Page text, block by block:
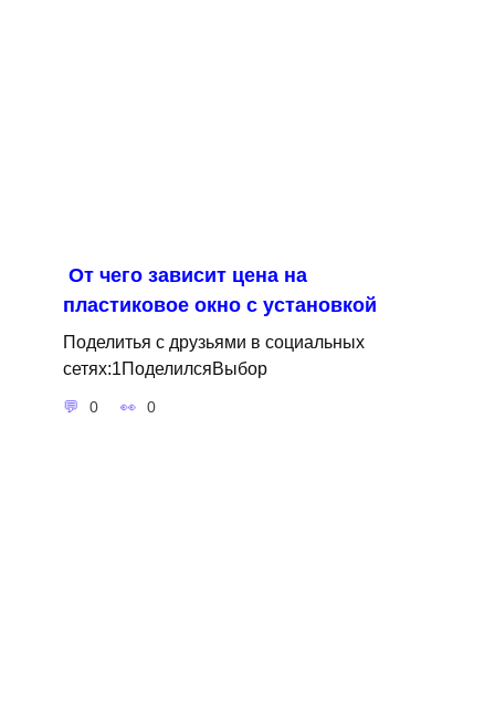
От чего зависит цена на
пластиковое окно с установкой
Поделитья с друзьями в социальных
сетях:1ПоделилсяВыбор
0 0